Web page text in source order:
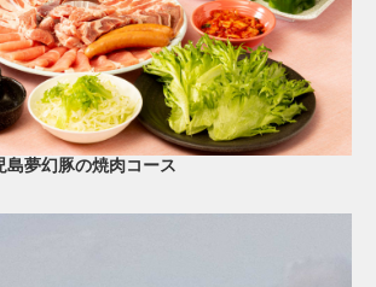
島夢幻豚の焼肉コース